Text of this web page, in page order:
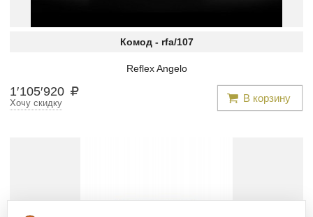
Комод - rfa/107
Reflex Angelo
1′105′920 В корзину
Хочу скидку